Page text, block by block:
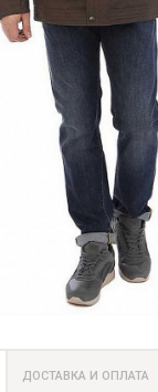
ДОСТАВКА И ОПЛАТА